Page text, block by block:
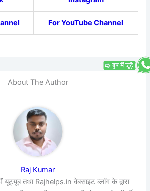
For YouTube Channel
About The Author
Raj Kumar
यूट्यूब तथा Rajhelps.in वेबसाइट ब्लॉग के द्वारा